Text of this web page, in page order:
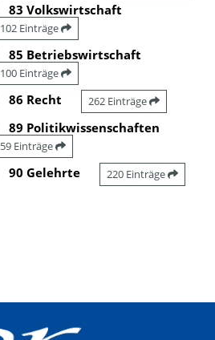
83 Volkswirtschaft
102 Einträge
85 Betriebswirtschaft
100 Einträge
86 Recht 262 Einträge
89 Politikwissenschaften
59 Einträge
90 Gelehrte 220 Einträge